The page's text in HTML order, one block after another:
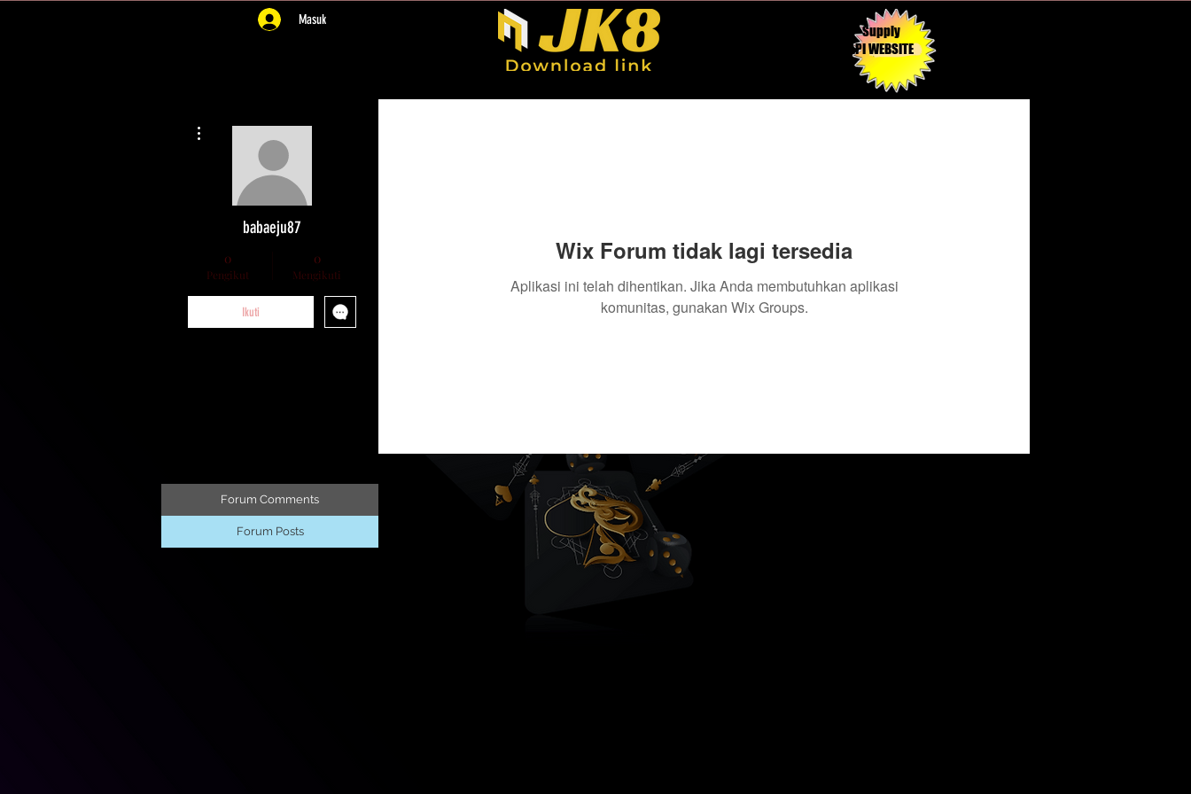
Masuk
Supply
API WEBSITE
babaeju87
0
Pengikut
0
Mengikuti
Ikuti
Wix Forum tidak lagi tersedia
Aplikasi ini telah dihentikan. Jika Anda membutuhkan aplikasi
komunitas, gunakan Wix Groups.
Forum Comments
Forum Posts